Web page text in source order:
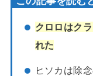
クロロはク
れた
ヒソカは除